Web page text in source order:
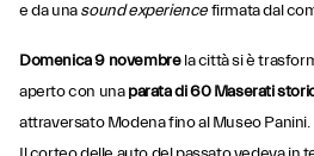
e da unasound experiencefirmata dal
Domenica 9 novembrela città si è
aperto con unaparata di 60 Maserati
attraversato Modena fino al Museo Panini.